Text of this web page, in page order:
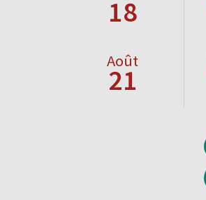
18
Août
21